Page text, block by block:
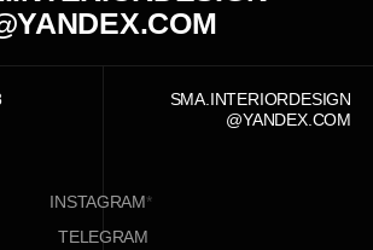
SMA.INTERIORDESIGN
@YANDEX.COM
TELEGRAM
INSTAGRAM*